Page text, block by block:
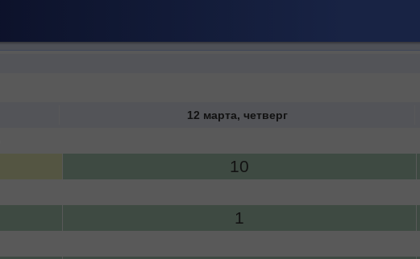
12 марта, четверг
10
1